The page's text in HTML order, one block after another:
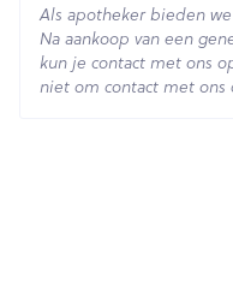
Als apotheker bieden
Na aankoop van een
kun je contact met ons
niet om contact met